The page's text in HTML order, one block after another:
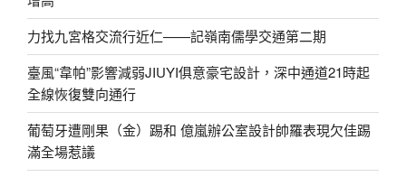
力找九宮格交流行近仁——記嶺南儒學交通第二期
臺風“韋帕”影響減弱JIUYI俱意豪宅設計，深中通道21時起
全線恢復雙向通行
葡萄牙遭剛果（金）踢和 億嵐辦公室設計帥羅表現欠佳踢
滿全場惹議